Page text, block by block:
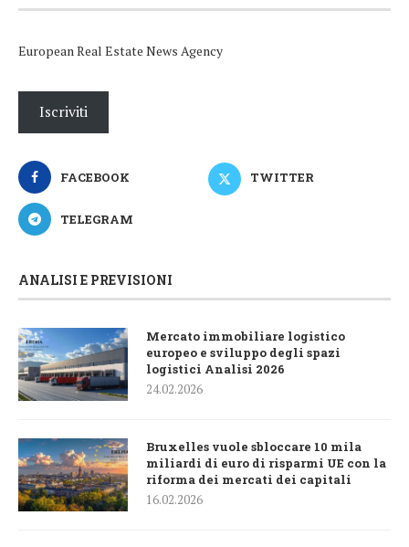
European Real Estate News Agency
Iscriviti
FACEBOOK TWITTER
TELEGRAM
ANALISI E PREVISIONI
Mercato immobiliare logistico
europeo e sviluppo degli spazi
logistici Analisi 2026
24.02.2026
Bruxelles vuole sbloccare 10 mila
miliardi di euro di risparmi UE con la
riforma dei mercati dei capitali
16.02.2026